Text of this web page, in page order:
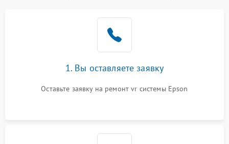
1. Вы оставляете заявку
Оставьте заявку на ремонт vr системы Epson